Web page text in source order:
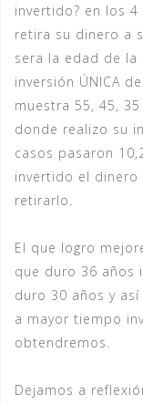
invertido? en los
retira su dinero a
sera la edad de la
inversión ÚNICA
muestra 55, 45,
donde realizo su
casos pasaron
invertido el
retirarlo.
El que logro
que duro 36 años
duro 30 años y
a mayor tiempo
obtendremos.
Dejamos a